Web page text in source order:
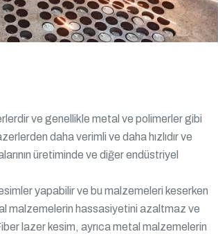
ve genellikle metal ve polimerler gibi
daha verimli ve daha hızlıdır ve
üretiminde ve diğer endüstriyel
yapabilir ve bu malzemeleri keserken
malzemelerin hassasiyetini azaltmaz ve
lazer kesim, ayrıca metal malzemelerin